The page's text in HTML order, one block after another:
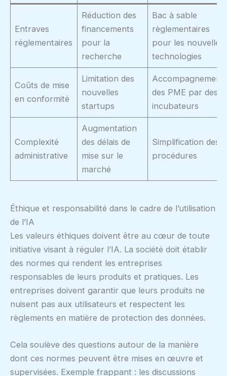
Entraves
réglementaires
Réduction des
financements
pour la
recherche
Bac à sable
règlementaires
pour les nouvelles
technologies
Coûts de mise
en conformité
Limitation des
nouvelles
startups
Accompagnement
des PME par des
incubateurs
Complexité
administrative
Augmentation
des délais de
mise sur le
marché
Simplification des
procédures
Éthique et responsabilité dans le cadre de l’utilisation
de l’IA
Les valeurs éthiques doivent être au cœur de toute
initiative visant à réguler l’IA. La société doit établir
des normes qui rendent les entreprises
responsables de leurs produits et pratiques. Les
entreprises doivent garantir que leurs produits ne
nuisent pas aux utilisateurs et respectent les
règlements en matière de protection des données.
Cela soulève des questions autour de la manière
dont ces normes peuvent être mises en œuvre et
supervisées. Exemple frappant : les discussions